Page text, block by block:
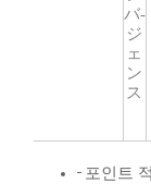
バ-
ジ
ェ
ン
ス
포인트